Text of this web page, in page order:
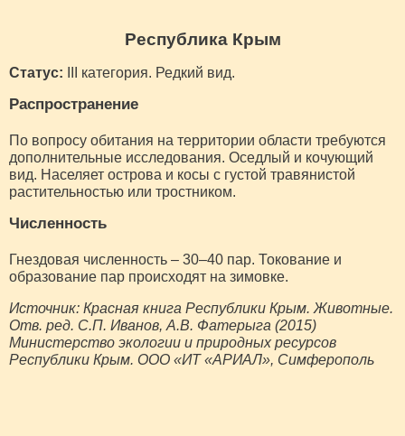
Республика Крым
Статус: III категория. Редкий вид.
Распространение
По вопросу обитания на территории области требуются
дополнительные исследования. Оседлый и кочующий
вид. Населяет острова и косы с густой травянистой
растительностью или тростником.
Численность
Гнездовая численность – 30–40 пар. Токование и
образование пар происходят на зимовке.
Источник: Красная книга Республики Крым. Животные.
Отв. ред. С.П. Иванов, А.В. Фатерыга (2015)
Министерство экологии и природных ресурсов
Республики Крым. ООО «ИТ «АРИАЛ», Симферополь